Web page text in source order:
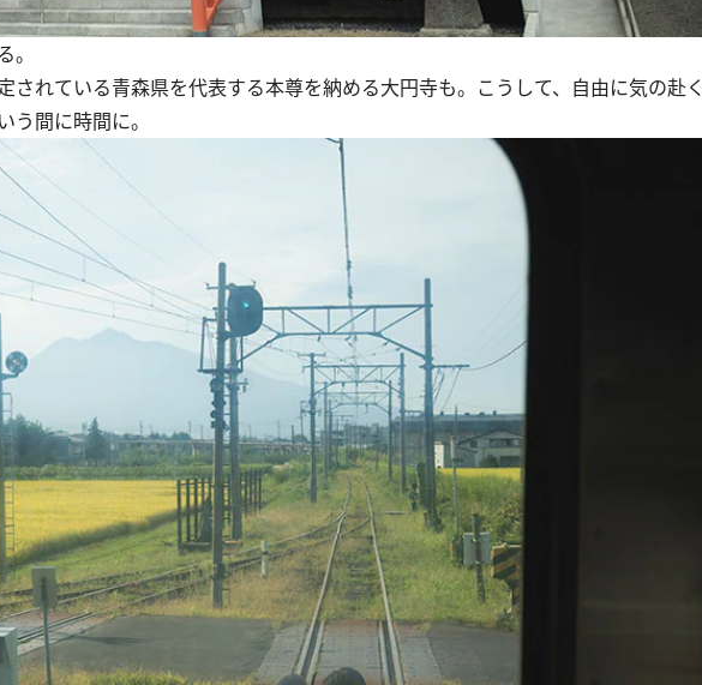
れている青森県を代表する本尊を納める大円寺も。こうして、自由に気の赴く
間に時間に。